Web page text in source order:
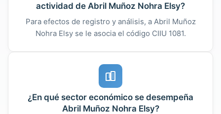
actividad de Abril Muñoz Nohra Elsy?
Para efectos de registro y análisis, a Abril Muñoz
Nohra Elsy se le asocia el código CIIU 1081.
¿En qué sector económico se desempeña
Abril Muñoz Nohra Elsy?